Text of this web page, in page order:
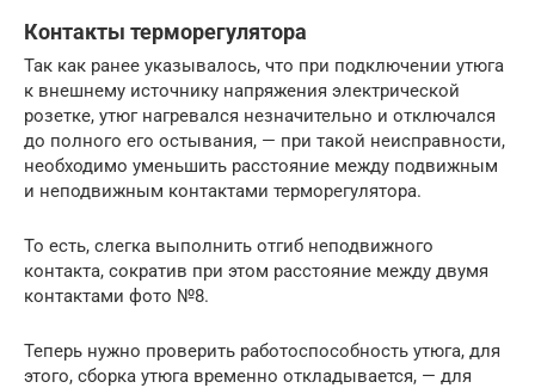
Контакты терморегулятора
Так как ранее указывалось, что при подключении утюга
к внешнему источнику напряжения электрической
розетке, утюг нагревался незначительно и отключался
до полного его остывания, — при такой неисправности,
необходимо уменьшить расстояние между подвижным
и неподвижным контактами терморегулятора.
То есть, слегка выполнить отгиб неподвижного
контакта, сократив при этом расстояние между двумя
контактами фото №8.
Теперь нужно проверить работоспособность утюга, для
этого, сборка утюга временно откладывается, — для